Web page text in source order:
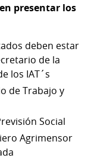
presentar los
deben estar
de la
los IAT´s
de Trabajo y
Social
Agrimensor